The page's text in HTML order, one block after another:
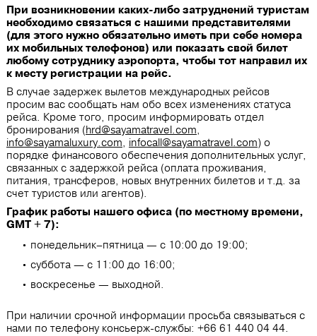
При возникновении каких-либо затруднений туристам
необходимо связаться с нашими представителями
(для этого нужно обязательно иметь при себе номера
их мобильных телефонов) или показать свой билет
любому сотруднику аэропорта, чтобы тот направил их
к месту регистрации на рейс.
В случае задержек вылетов международных рейсов
просим вас сообщать нам обо всех изменениях статуса
рейса. Кроме того, просим информировать отдел
бронирования (hrd@sayamatravel.com,
info@sayamaluxury.com, infocall@sayamatravel.com) о
порядке финансового обеспечения дополнительных услуг,
связанных с задержкой рейса (оплата проживания,
питания, трансферов, новых внутренних билетов и т.д. за
счет туристов или агентов).
График работы нашего офиса (по местному времени,
GMT + 7):
понедельник–пятница — с 10:00 до 19:00;
суббота — с 11:00 до 16:00;
воскресенье — выходной.
При наличии срочной информации просьба связываться с
нами по телефону консьерж-службы: +66 61 440 04 44.